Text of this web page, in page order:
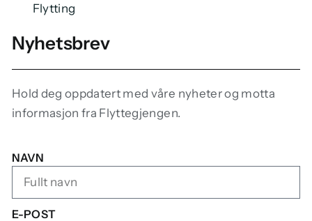
Flytting
Nyhetsbrev
Hold deg oppdatert med våre nyheter og motta
informasjon fra Flyttegjengen.
NAVN
E-POST